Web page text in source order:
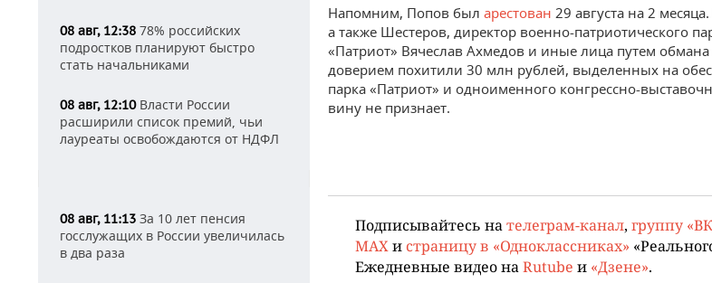
08 авг, 12:38 78% российских
подростков планируют быстро
стать начальниками
08 авг, 12:10Власти России
расширили список премий, чьи
лауреаты освобождаются от НДФЛ
08 авг, 11:13 За 10 лет пенсия
госслужащих в России увеличилась
в два раза
Напомним, Попов был арестован 29 августа на 2
а также Шестеров, директор военно-патриотического
«Патриот» Вячеслав Ахмедов и иные лица путем
доверием похитили 30 млн рублей, выделенных на
парка «Патриот» и одноименного конгрессно-
вину не признает.
Подписывайтесь нателеграм-канал, группу
MAXи страницу в «Одноклассниках»
Ежедневные видео наRutube и «Дзене».